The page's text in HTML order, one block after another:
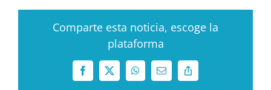
Comparte esta noticia, escoge la
plataforma
Facebook
X WhatsAppCorreo
electrónico
Copy
Link